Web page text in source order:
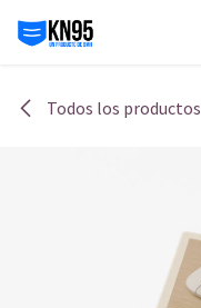
Todos los productos